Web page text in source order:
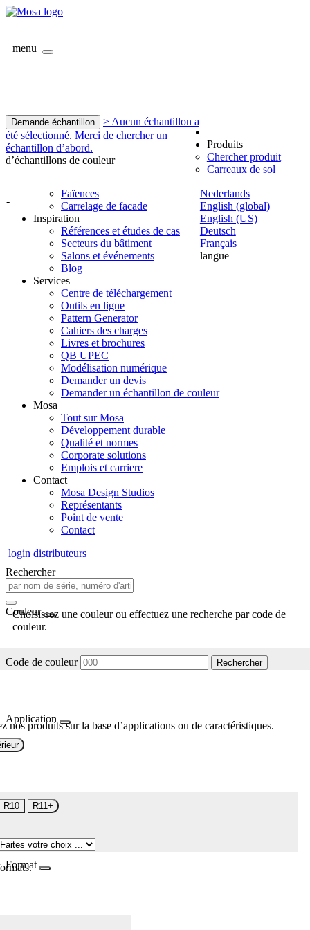
menu
Demande échantillon
> Aucun échantillon a
été sélectionné. Merci de chercher un
échantillon d’abord.
d’échantillons de couleur
-
Nederlands
English (global)
English (US)
Deutsch
Français
langue
Produits
Chercher produit
Carreaux de sol
Faïences
Carrelage de facade
Inspiration
Références et études de cas
Secteurs du bâtiment
Salons et événements
Blog
Services
Centre de téléchargement
Outils en ligne
Pattern Generator
Cahiers des charges
Livres et brochures
QB UPEC
Modélisation numérique
Demander un devis
Demander un échantillon de couleur
Mosa
Tout sur Mosa
Développement durable
Qualité et normes
Corporate solutions
Emplois et carriere
Contact
Mosa Design Studios
Représentants
Point de vente
Contact
login distributeurs
Rechercher
Couleur
Choisissez une couleur ou effectuez une recherche par code de
couleur.
Code de couleur Rechercher
Application
nos produits sur la base d’applications ou de caractéristiques.
R10 R11+
Format